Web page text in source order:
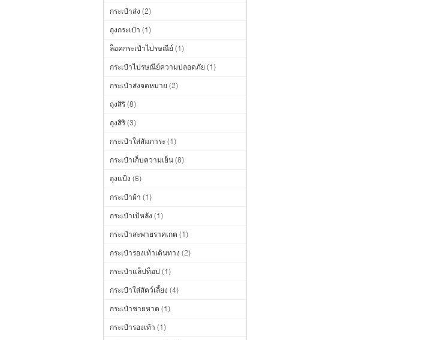
กระเป๋าส่ง (2)
ถุงกระเป๋า (1)
ล็อคกระเป๋าไปรษณีย์ (1)
กระเป๋าไปรษณีย์ความปลอดภัย (1)
กระเป๋าส่งจดหมาย (2)
ถุงสิริ (8)
ถุงสิริ (3)
กระเป๋าใส่สัมภาระ (1)
กระเป๋าเก็บความเย็น (8)
ถุงแป้ง (6)
กระเป๋าผ้า (1)
กระเป๋าเป้หลัง (1)
กระเป๋าสะพายราคเกต (1)
กระเป๋ารองเท้าเดินทาง (2)
กระเป๋าแล็ปท็อป (1)
กระเป๋าใส่สัตว์เลี้ยง (4)
กระเป๋าชายหาด (1)
กระเป๋ารองเท้า (1)